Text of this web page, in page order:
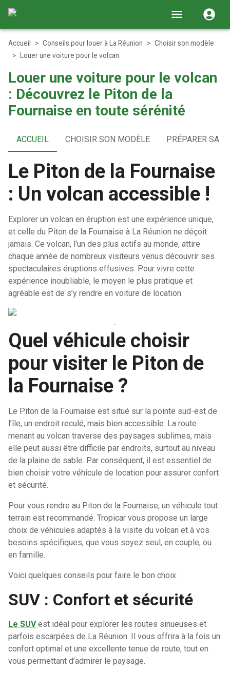
Accueil > Conseils pour louer à La Réunion > Choisir son modèle
>
Louer une voiture pour le volcan
Louer une voiture pour le volcan
: Découvrez le Piton de la
Fournaise en toute sérénité
ACCUEIL CHOISIR SON MODÈLE PRÉPARER SA
Le Piton de la Fournaise
: Un volcan accessible !
Explorer un volcan en éruption est une expérience unique,
et celle du Piton de la Fournaise à La Réunion ne déçoit
jamais. Ce volcan, l'un des plus actifs au monde, attire
chaque année de nombreux visiteurs venus découvrir ses
spectaculaires éruptions effusives. Pour vivre cette
expérience inoubliable, le moyen le plus pratique et
agréable est de s’y rendre en voiture de location.
Quel véhicule choisir
pour visiter le Piton de
la Fournaise ?
Le Piton de la Fournaise est situé sur la pointe sud-est de
l’île, un endroit reculé, mais bien accessible. La route
menant au volcan traverse des paysages sublimes, mais
elle peut aussi être difficile par endroits, surtout au niveau
de la plaine de sable. Par conséquent, il est essentiel de
bien choisir votre véhicule de location pour assurer confort
et sécurité.
Pour vous rendre au Piton de la Fournaise, un véhicule tout
terrain est recommandé. Tropicar vous propose un large
choix de véhicules adaptés à la visite du volcan et à vos
besoins spécifiques, que vous soyez seul, en couple, ou
en famille.
Voici quelques conseils pour faire le bon choix :
SUV : Confort et sécurité
Le SUVest idéal pour explorer les routes sinueuses et
parfois escarpées de La Réunion. Il vous offrira à la fois un
confort optimal et une excellente tenue de route, tout en
vous permettant d’admirer le paysage.